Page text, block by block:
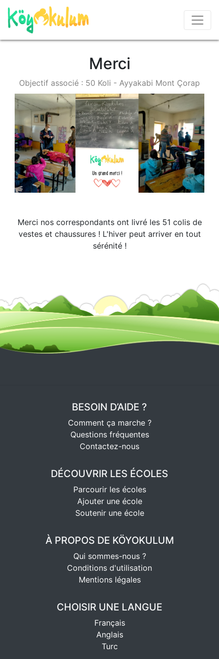
Merci
Objectif associé : 50 Koli - Ayyakabi Mont Çorap
Merci nos correspondants ont livré les 51 colis de
vestes et chaussures ! L'hiver peut arriver en tout
sérénité !
BESOIN D’AIDE ?
Comment ça marche ?
Questions fréquentes
Contactez-nous
DÉCOUVRIR LES ÉCOLES
Parcourir les écoles
Ajouter une école
Soutenir une école
À PROPOS DE KÖYOKULUM
Qui sommes-nous ?
Conditions d'utilisation
Mentions légales
CHOISIR UNE LANGUE
Français
Anglais
Turc